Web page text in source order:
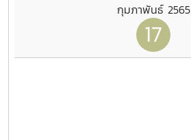
กุมภาพันธ์ 2565
17